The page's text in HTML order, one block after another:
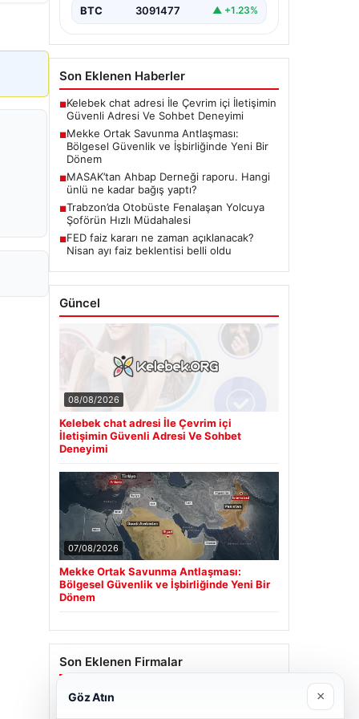
BTC 3091477 ▲ +1.23%
Son Eklenen Haberler
■Kelebek chat adresi İle Çevrim içi İletişimin
Güvenli Adresi Ve Sohbet Deneyimi
■Mekke Ortak Savunma Antlaşması:
Bölgesel Güvenlik ve İşbirliğinde Yeni Bir
Dönem
■MASAK’tan Ahbap Derneği raporu. Hangi
ünlü ne kadar bağış yaptı?
■Trabzon’da Otobüste Fenalaşan Yolcuya
Şoförün Hızlı Müdahalesi
■FED faiz kararı ne zaman açıklanacak?
Nisan ayı faiz beklentisi belli oldu
Güncel
08/08/2026
Kelebek chat adresi İle Çevrim içi
İletişimin Güvenli Adresi Ve Sohbet
Deneyimi
07/08/2026
Mekke Ortak Savunma Antlaşması:
Bölgesel Güvenlik ve İşbirliğinde Yeni Bir
Dönem
Son Eklenen Firmalar
Cengiz Sigorta
Göz Atın ×